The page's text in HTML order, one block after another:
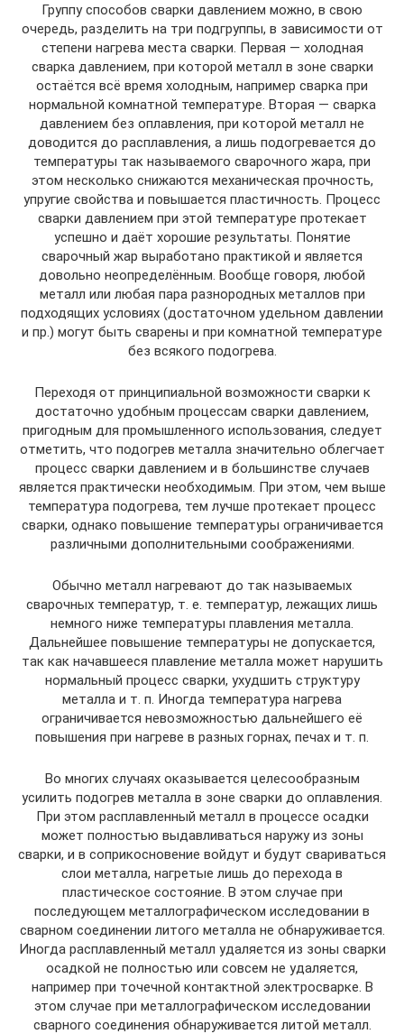
Группу способов сварки давлением можно, в свою
очередь, разделить на три подгруппы, в зависимости от
степени нагрева места сварки. Первая — холодная
сварка давлением, при которой металл в зоне сварки
остаётся всё время холодным, например сварка при
нормальной комнатной температуре. Вторая — сварка
давлением без оплавления, при которой металл не
доводится до расплавления, а лишь подогревается до
температуры так называемого сварочного жара, при
этом несколько снижаются механическая прочность,
упругие свойства и повышается пластичность. Процесс
сварки давлением при этой температуре протекает
успешно и даёт хорошие результаты. Понятие
сварочный жар выработано практикой и является
довольно неопределённым. Вообще говоря, любой
металл или любая пара разнородных металлов при
подходящих условиях (достаточном удельном давлении
и пр.) могут быть сварены и при комнатной температуре
без всякого подогрева.
Переходя от принципиальной возможности сварки к
достаточно удобным процессам сварки давлением,
пригодным для промышленного использования, следует
отметить, что подогрев металла значительно облегчает
процесс сварки давлением и в большинстве случаев
является практически необходимым. При этом, чем выше
температура подогрева, тем лучше протекает процесс
сварки, однако повышение температуры ограничивается
различными дополнительными соображениями.
Обычно металл нагревают до так называемых
сварочных температур, т. е. температур, лежащих лишь
немного ниже температуры плавления металла.
Дальнейшее повышение температуры не допускается,
так как начавшееся плавление металла может нарушить
нормальный процесс сварки, ухудшить структуру
металла и т. п. Иногда температура нагрева
ограничивается невозможностью дальнейшего её
повышения при нагреве в разных горнах, печах и т. п.
Во многих случаях оказывается целесообразным
усилить подогрев металла в зоне сварки до оплавления.
При этом расплавленный металл в процессе осадки
может полностью выдавливаться наружу из зоны
сварки, и в соприкосновение войдут и будут свариваться
слои металла, нагретые лишь до перехода в
пластическое состояние. В этом случае при
последующем металлографическом исследовании в
сварном соединении литого металла не обнаруживается.
Иногда расплавленный металл удаляется из зоны сварки
осадкой не полностью или совсем не удаляется,
например при точечной контактной электросварке. В
этом случае при металлографическом исследовании
сварного соединения обнаруживается литой металл.